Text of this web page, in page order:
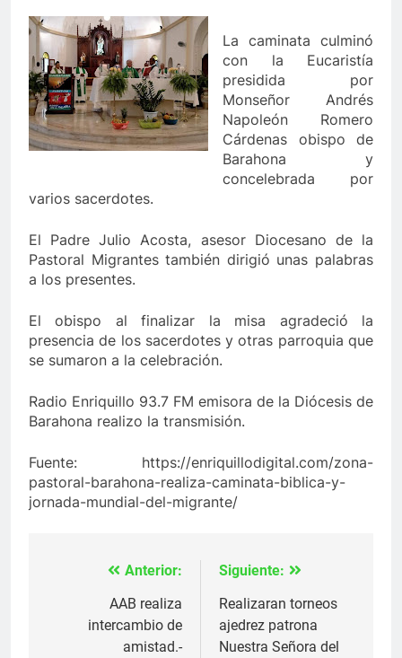
La caminata culminó
con la Eucaristía
presidida por
Monseñor Andrés
Napoleón Romero
Cárdenas obispo de
Barahona y
concelebrada por
varios sacerdotes.
El Padre Julio Acosta, asesor Diocesano de la
Pastoral Migrantes también dirigió unas palabras
a los presentes.
El obispo al finalizar la misa agradeció la
presencia de los sacerdotes y otras parroquia que
se sumaron a la celebración.
Radio Enriquillo 93.7 FM emisora de la Diócesis de
Barahona realizo la transmisión.
Fuente: https://enriquillodigital.com/zona-
pastoral-barahona-realiza-caminata-biblica-y-
jornada-mundial-del-migrante/
Navegación
entradas
Anterior:
AAB realiza
intercambio de
amistad.-
Siguiente:
Realizaran torneos
ajedrez patrona
Nuestra Señora del